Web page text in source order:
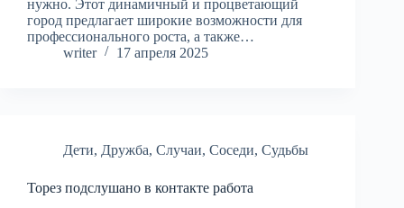
нужно. Этот динамичный и процветающий
город предлагает широкие возможности для
профессионального роста, а также…
writer
17 апреля 2025
Дети, Дружба, Случаи, Соседи, Судьбы
Торез подслушано в контакте работа